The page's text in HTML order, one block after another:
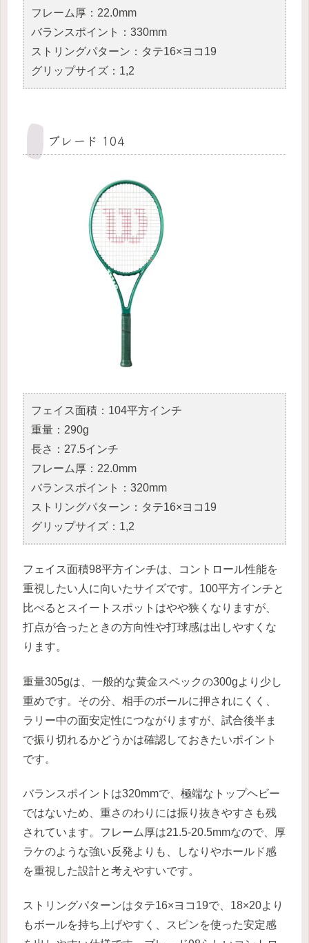
フレーム厚：22.0mm
バランスポイント：330mm
ストリングパターン：タテ16×ヨコ19
グリップサイズ：1,2
ブレード 104
フェイス面積：104平方インチ
重量：290g
長さ：27.5インチ
フレーム厚：22.0mm
バランスポイント：320mm
ストリングパターン：タテ16×ヨコ19
グリップサイズ：1,2
フェイス面積98平方インチは、コントロール性能を
重視したい人に向いたサイズです。100平方インチと
比べるとスイートスポットはやや狭くなりますが、
打点が合ったときの方向性や打球感は出しやすくな
ります。
重量305gは、一般的な黄金スペックの300gより少し
重めです。その分、相手のボールに押されにくく、
ラリー中の面安定性につながりますが、試合後半ま
で振り切れるかどうかは確認しておきたいポイント
です。
バランスポイントは320mmで、極端なトップヘビー
ではないため、重さのわりには振り抜きやすさも残
されています。フレーム厚は21.5-20.5mmなので、厚
ラケのような強い反発よりも、しなりやホールド感
を重視した設計と考えやすいです。
ストリングパターンはタテ16×ヨコ19で、18×20より
もボールを持ち上げやすく、スピンを使った安定感